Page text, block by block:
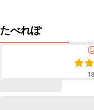
たべれぽ
18